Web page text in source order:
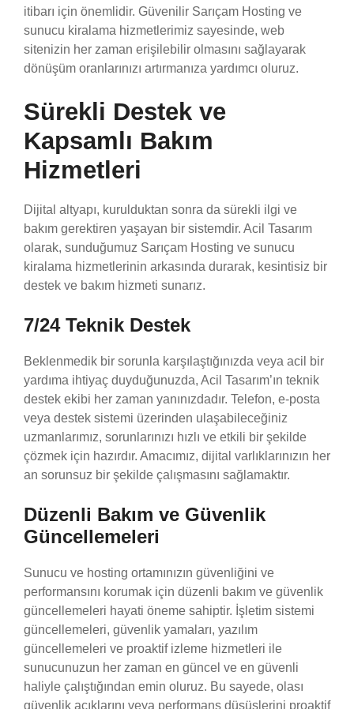
itibarı için önemlidir. Güvenilir Sarıçam Hosting ve
sunucu kiralama hizmetlerimiz sayesinde, web
sitenizin her zaman erişilebilir olmasını sağlayarak
dönüşüm oranlarınızı artırmanıza yardımcı oluruz.
Sürekli Destek ve
Kapsamlı Bakım
Hizmetleri
Dijital altyapı, kurulduktan sonra da sürekli ilgi ve
bakım gerektiren yaşayan bir sistemdir. Acil Tasarım
olarak, sunduğumuz Sarıçam Hosting ve sunucu
kiralama hizmetlerinin arkasında durarak, kesintisiz bir
destek ve bakım hizmeti sunarız.
7/24 Teknik Destek
Beklenmedik bir sorunla karşılaştığınızda veya acil bir
yardıma ihtiyaç duyduğunuzda, Acil Tasarım’ın teknik
destek ekibi her zaman yanınızdadır. Telefon, e-posta
veya destek sistemi üzerinden ulaşabileceğiniz
uzmanlarımız, sorunlarınızı hızlı ve etkili bir şekilde
çözmek için hazırdır. Amacımız, dijital varlıklarınızın her
an sorunsuz bir şekilde çalışmasını sağlamaktır.
Düzenli Bakım ve Güvenlik
Güncellemeleri
Sunucu ve hosting ortamınızın güvenliğini ve
performansını korumak için düzenli bakım ve güvenlik
güncellemeleri hayati öneme sahiptir. İşletim sistemi
güncellemeleri, güvenlik yamaları, yazılım
güncellemeleri ve proaktif izleme hizmetleri ile
sunucunuzun her zaman en güncel ve en güvenli
haliyle çalıştığından emin oluruz. Bu sayede, olası
güvenlik açıklarını veya performans düşüşlerini proaktif